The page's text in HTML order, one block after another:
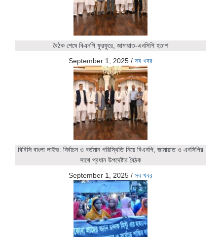
বৈঠক শেষে বিএনপি ফুরফুরে, জামায়াত-এনসিপি হতাশ
September 1, 2025 / সব খবর
বিবিসি বাংলা লাইভ: নির্বাচন ও বর্তমান পরিস্থিতি নিয়ে বিএনপি, জামায়াত ও এনসিপির
সাথে প্রধান উপদেষ্টার বৈঠক
September 1, 2025 / সব খবর